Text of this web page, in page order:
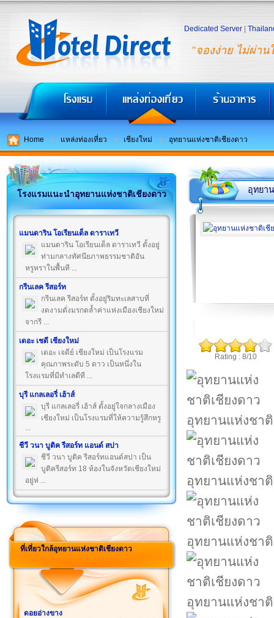
"จองง่าย ไม่ผ่าน
Dedicated Server
Home แหล่งท่องเที่ยว เชียงใหม่ อุทยานแห่งชาติเชียงดาว
โรงแรมแนะนำอุทยานแห่งชาติเชียงดาว
แมนดาริน โอเรียนเต็ล ดาราเทวี
แมนดาริน โอเรียนเต็ล ดาราเทวี ตั้งอยู่
ท่ามกลางทัศนียภาพธรรมชาติอัน
หรูหราในพื้นที ...
กรีนเลค รีสอร์ท
กรีนเลค รีสอร์ท ตั้งอยู่ริมทะเลสาบที่
งดงามดั่งมรกตล้ำค่าแห่งเมืองเชียงใหม่
จากรี ...
เดอะ เชดี เชียงใหม่
เดอะ เจดีย์ เชียงใหม่ เป็นโรงแรม
คุณภาพระดับ 5 ดาว เป็นหนึ่งใน
โรงแรมที่มีทำเลดีที ...
บุรี แกลเลอรี่ เฮ้าส์
บุรี แกลเลอรี่ เฮ้าส์ ตั้งอยู่ใจกลางเมือง
เชียงใหม่ เป็นโรงแรมที่ให้ความรู้สึกหรู
...
ชีวี วนา บูติค รีสอร์ท แอนด์ สปา
ชีวี วนา บูติค รีสอร์ทแอนด์สปา เป็น
บูติครีสอร์ท 18 ห้องในจังหวัดเชียงใหม่
อยู่ห่ ...
ที่เที่ยวใกล้อุทยานแห่งชาติเชียงดาว
ดอยอ่างขาง
อุทยา
Rating : 8/10
อุทยานแห่งชาติ
อุทยานแห่งชาติ
อุทยานแห่งชาติ
อุทยานแห่งชาติ